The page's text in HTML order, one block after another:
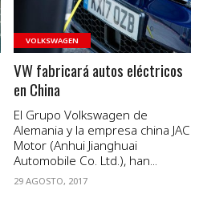
VOLKSWAGEN
VW fabricará autos eléctricos
en China
El Grupo Volkswagen de
Alemania y la empresa china JAC
Motor (Anhui Jianghuai
Automobile Co. Ltd.), han...
29 AGOSTO, 2017